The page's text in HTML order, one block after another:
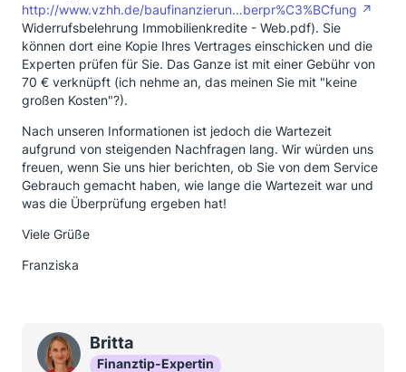
http://www.vzhh.de/baufinanzierun…berpr%C3%BCfung
Widerrufsbelehrung Immobilienkredite - Web.pdf). Sie
können dort eine Kopie Ihres Vertrages einschicken und die
Experten prüfen für Sie. Das Ganze ist mit einer Gebühr von
70 € verknüpft (ich nehme an, das meinen Sie mit "keine
großen Kosten"?).
Nach unseren Informationen ist jedoch die Wartezeit
aufgrund von steigenden Nachfragen lang. Wir würden uns
freuen, wenn Sie uns hier berichten, ob Sie von dem Service
Gebrauch gemacht haben, wie lange die Wartezeit war und
was die Überprüfung ergeben hat!
Viele Grüße
Franziska
Britta
Finanztip-Expertin